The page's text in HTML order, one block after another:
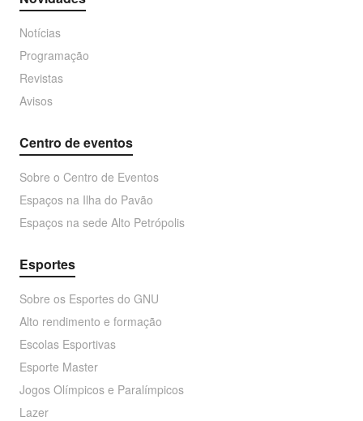
Notícias
Programação
Revistas
Avisos
Centro de eventos
Sobre o Centro de Eventos
Espaços na Ilha do Pavão
Espaços na sede Alto Petrópolis
Esportes
Sobre os Esportes do GNU
Alto rendimento e formação
Escolas Esportivas
Esporte Master
Jogos Olímpicos e Paralímpicos
Lazer